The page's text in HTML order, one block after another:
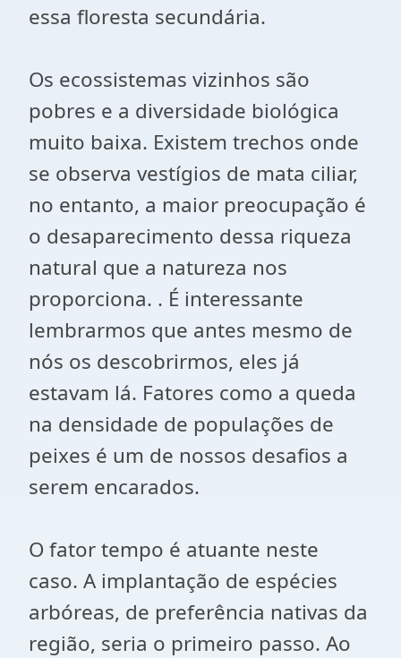
essa floresta secundária.
Os ecossistemas vizinhos são
pobres e a diversidade biológica
muito baixa. Existem trechos onde
se observa vestígios de mata ciliar,
no entanto, a maior preocupação é
o desaparecimento dessa riqueza
natural que a natureza nos
proporciona. . É interessante
lembrarmos que antes mesmo de
nós os descobrirmos, eles já
estavam lá. Fatores como a queda
na densidade de populações de
peixes é um de nossos desafios a
serem encarados.
O fator tempo é atuante neste
caso. A implantação de espécies
arbóreas, de preferência nativas da
região, seria o primeiro passo. Ao